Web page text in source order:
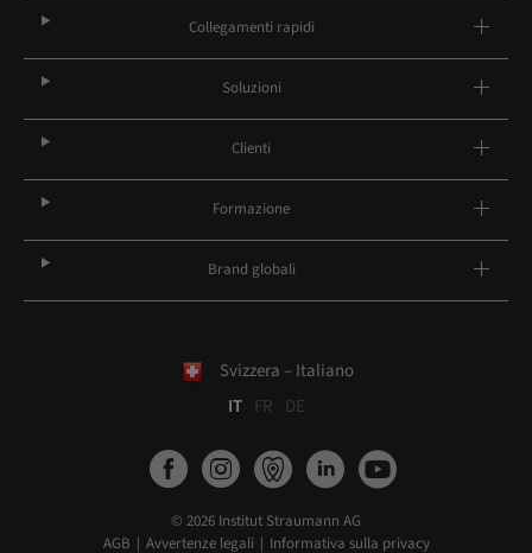
Collegamenti rapidi
Soluzioni
Clienti
Formazione
Brand globali
Svizzera – Italiano
IT FR DE
© 2026 Institut Straumann AG
AGB
Avvertenze legali Informativa sulla privacy